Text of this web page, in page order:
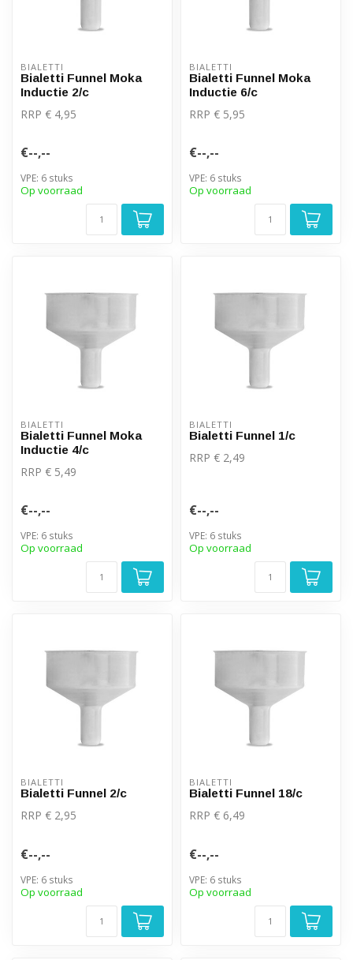
BIALETTI
Bialetti Funnel Moka
Inductie 2/c
RRP € 4,95
€--,--
VPE: 6 stuks
Op voorraad
BIALETTI
Bialetti Funnel Moka
Inductie 6/c
RRP € 5,95
€--,--
VPE: 6 stuks
Op voorraad
BIALETTI
Bialetti Funnel Moka
Inductie 4/c
RRP € 5,49
€--,--
VPE: 6 stuks
Op voorraad
BIALETTI
Bialetti Funnel 1/c
RRP € 2,49
€--,--
VPE: 6 stuks
Op voorraad
BIALETTI
Bialetti Funnel 2/c
RRP € 2,95
€--,--
VPE: 6 stuks
Op voorraad
BIALETTI
Bialetti Funnel 18/c
RRP € 6,49
€--,--
VPE: 6 stuks
Op voorraad